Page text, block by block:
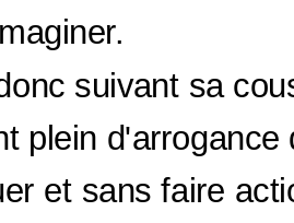
suivant sa
plein
et sans faire